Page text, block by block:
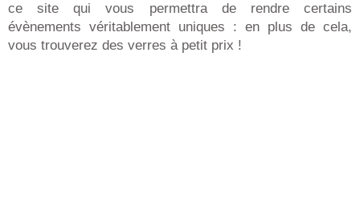
ce site qui vous permettra de rendre certains
évènements véritablement uniques : en plus de cela,
vous trouverez des verres à petit prix !